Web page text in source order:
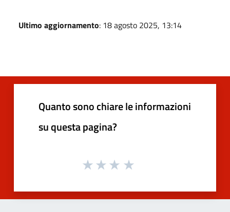
Ultimo aggiornamento: 18 agosto 2025, 13:14
Quanto sono chiare le informazioni
su questa pagina?